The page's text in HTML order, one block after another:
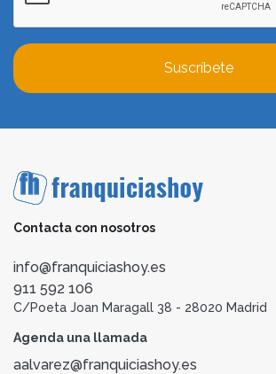
Suscríbete
Contacta con nosotros
info@franquiciashoy.es
911 592 106
C/Poeta Joan Maragall 38 - 28020 Madrid
Agenda una llamada
aalvarez@franquiciashoy.es